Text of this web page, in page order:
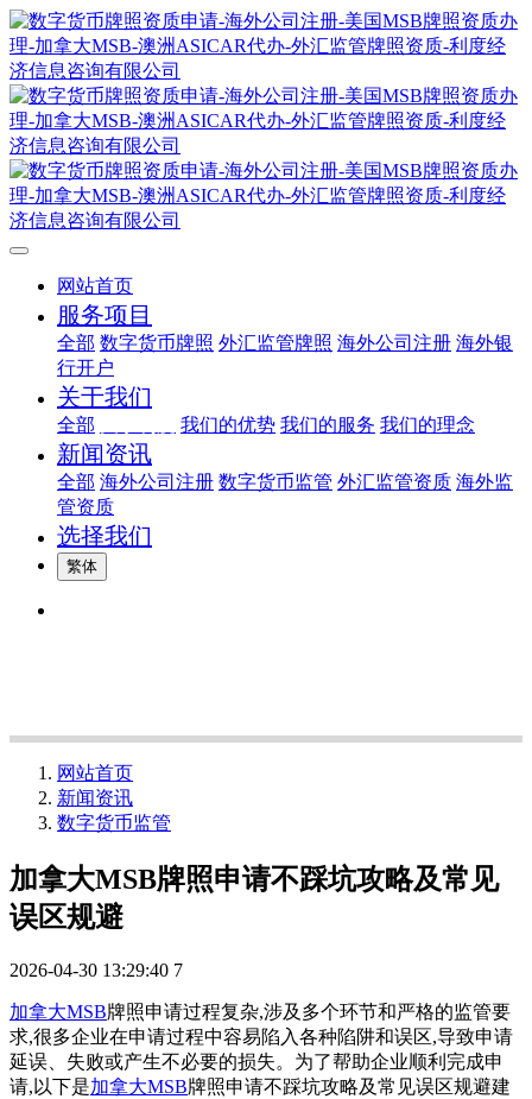
网站首页
服务项目
全部 数字货币牌照 外汇监管牌照 海外公司注册 海外银
行开户
关于我们
全部 我们的优势 我们的服务 我们的理念
新闻资讯
全部 海外公司注册 数字货币监管 外汇监管资质 海外监
管资质
选择我们
繁体
网站首页
新闻资讯
数字货币监管
加拿大MSB牌照申请不踩坑攻略及常见
误区规避
2026-04-30 13:29:40 7
加拿大MSB牌照申请过程复杂,涉及多个环节和严格的监管要
求,很多企业在申请过程中容易陷入各种陷阱和误区,导致申请
延误、失败或产生不必要的损失。为了帮助企业顺利完成申
请,以下是加拿大MSB牌照申请不踩坑攻略及常见误区规避建